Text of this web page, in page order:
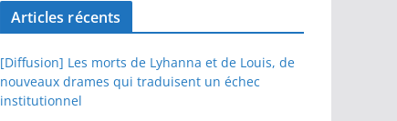
Articles récents
[Diffusion] Les morts de Lyhanna et de Louis, de
nouveaux drames qui traduisent un échec
institutionnel